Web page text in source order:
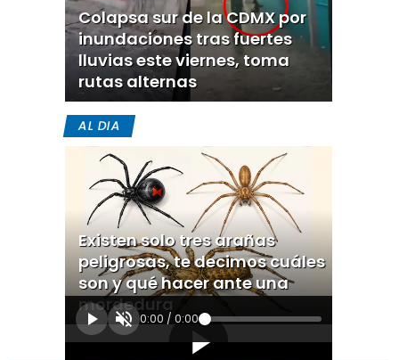
Colapsa sur de la CDMX por
inundaciones tras fuertes
lluvias este viernes, toma
rutas alternas
AL DIA
Existen solo tres arañas
peligrosas, te decimos cuáles
son y qué hacer ante una
mordedura
0:00 / 0:00